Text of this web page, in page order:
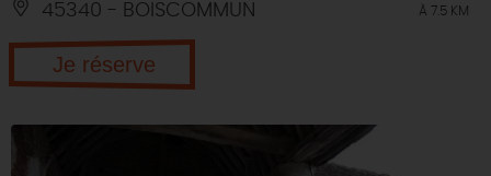
45340 - BOISCOMMUN À 7.5 KM
Je réserve